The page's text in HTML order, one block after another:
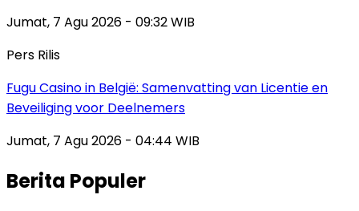
Jumat, 7 Agu 2026 - 09:32 WIB
Pers Rilis
Fugu Casino in België: Samenvatting van Licentie en
Beveiliging voor Deelnemers
Jumat, 7 Agu 2026 - 04:44 WIB
Berita Populer